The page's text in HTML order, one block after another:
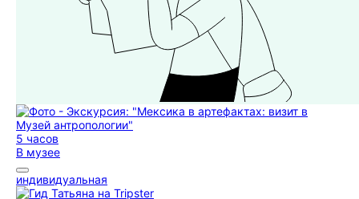
5 часов
В музее
индивидуальная